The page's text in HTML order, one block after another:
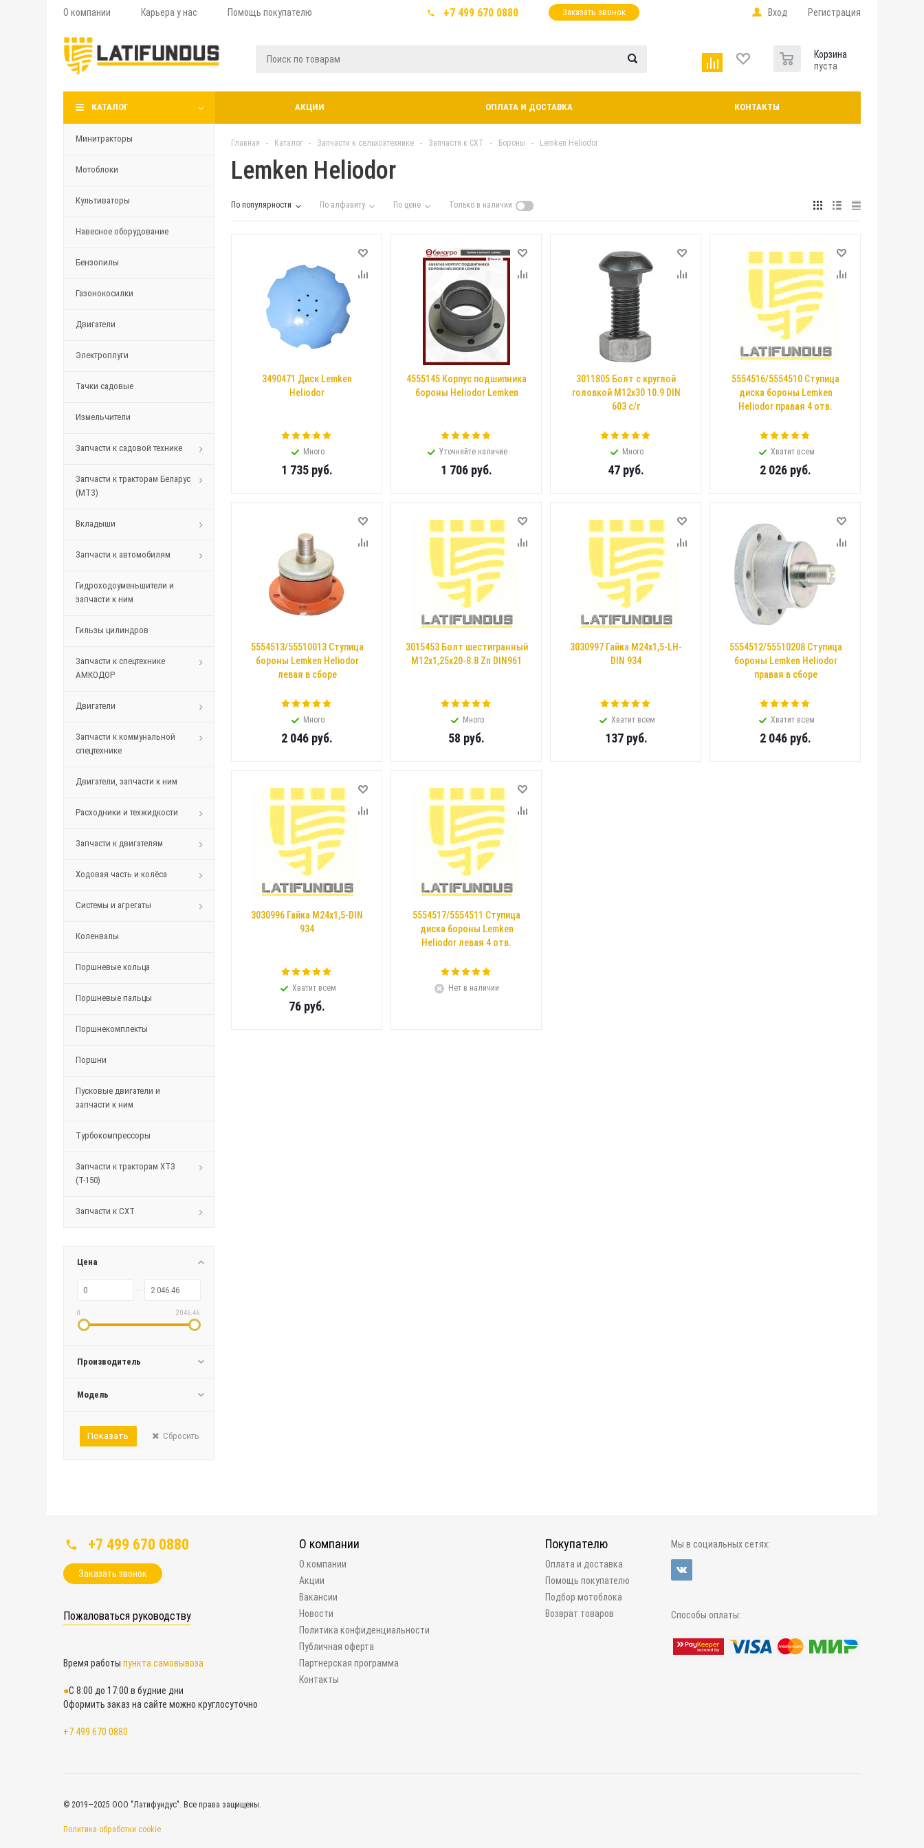
О компании Карьера у нас Помощь покупателю +7 499 670 0880 Заказать звонок Вход Регистрация
Корзина
пуста
КАТАЛОГ АКЦИИ ОПЛАТА И ДОСТАВКА КОНТАКТЫ
Минитракторы
Мотоблоки
Культиваторы
Навесное оборудование
Бензопилы
Газонокосилки
Двигатели
Электроплуги
Тачки садовые
Измельчители
Запчасти к садовой технике
Запчасти к тракторам Беларус
(МТЗ)
Вкладыши
Запчасти к автомобилям
Гидроходоуменьшители и
запчасти к ним
Гильзы цилиндров
Запчасти к спецтехнике
АМКОДОР
Двигатели
Запчасти к коммунальной
спецтехнике
Двигатели, запчасти к ним
Расходники и техжидкости
Запчасти к двигателям
Ходовая часть и колёса
Системы и агрегаты
Коленвалы
Поршневые кольца
Поршневые пальцы
Поршнекомплекты
Поршни
Пусковые двигатели и
запчасти к ним
Турбокомпрессоры
Запчасти к тракторам ХТЗ
(Т-150)
Запчасти к СХТ
Цена
0 2 046.46
Производитель
Модель
Сбросить
Главная - Каталог - Запчасти к сельхозтехнике - Запчасти к СХТ - Бороны - Lemken Heliodor
Lemken Heliodor
По популярности По алфавиту По цене Только в наличии
3490471 Диск Lemken
Heliodor
Много
1 735 руб.
4555145 Корпус подшипника
бороны Heliodor Lemken
Уточняйте наличие
1 706 руб.
3011805 Болт с круглой
головкой M12x30 10.9 DIN
603 с/г
Много
47 руб.
5554516/5554510 Ступица
диска бороны Lemken
Heliodor правая 4 отв.
Хватит всем
2 026 руб.
5554513/55510013 Ступица
бороны Lemken Heliodor
левая в сборе
Много
2 046 руб.
3015453 Болт шестигранный
M12x1,25x20-8.8 Zn DIN961
Много
58 руб.
3030997 Гайка M24x1,5-LH-
DIN 934
Хватит всем
137руб.
5554512/55510208 Ступица
бороны Lemken Heliodor
правая в сборе
Хватит всем
2 046 руб.
3030996 Гайка M24x1,5-DIN
934
Хватит всем
76 руб.
5554517/5554511 Ступица
диска бороны Lemken
Heliodor левая 4 отв.
Нет в наличии
+7 499 670 0880
Заказать звонок
Пожаловаться руководству
Время работы пункта самовывоза
С 8:00 до 17:00 в будние дни
Оформить заказ на сайте можно круглосуточно
+7 499 670 0880
О компании
О компании
Акции
Вакансии
Новости
Политика конфиденциальности
Публичная оферта
Партнерская программа
Контакты
Покупателю
Оплата и доставка
Помощь покупателю
Подбор мотоблока
Возврат товаров
Мы в социальных сетях:
Способы оплаты:
© 2019—2025 ООО "Латифундус". Все права защищены.
Политика обработки cookie